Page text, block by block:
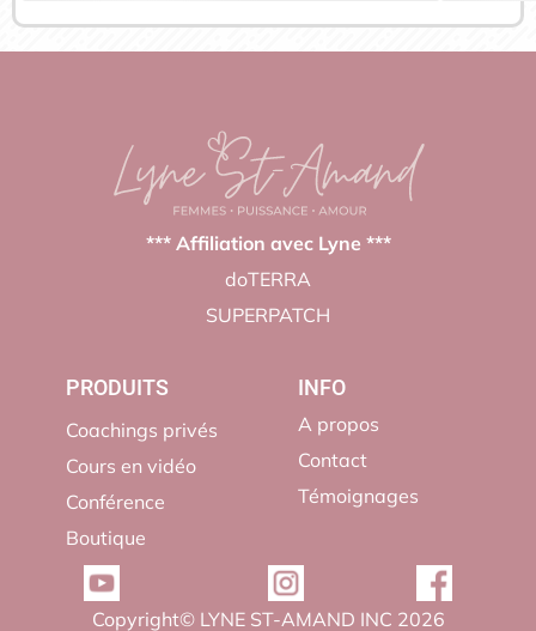
*** Affiliation avec Lyne ***
doTERRA
SUPERPATCH
PRODUITS
Coachings privés
Cours en vidéo
Conférence
Boutique
INFO
A propos
Contact
Témoignages
Copyright© LYNE ST-AMAND INC 2026